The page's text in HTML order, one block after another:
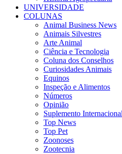
UNIVERSIDADE
COLUNAS
Animal Business News
Animais Silvestres
Arte Animal
Ciência e Tecnologia
Coluna dos Conselhos
Curiosidades Animais
Equinos
Inspeção e Alimentos
Números
Opinião
Suplemento
Top News
Top Pet
Zoonoses
Zootecnia